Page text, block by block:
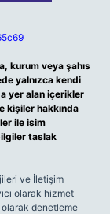
kurum veya şahıs
yalnızca kendi
yer alan içerikler
kişiler hakkında
ile isim
taslak
ve İletişim
olarak hizmet
denetleme